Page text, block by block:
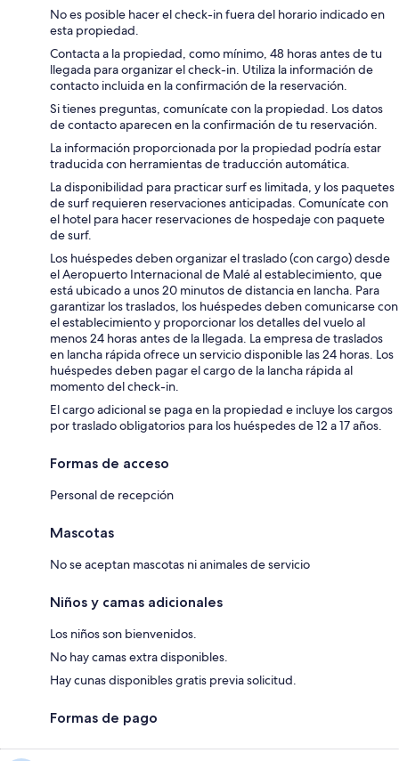
No es posible hacer el check-in fuera del horario indicado en
esta propiedad.
Contacta a la propiedad, como mínimo, 48 horas antes de tu
llegada para organizar el check-in. Utiliza la información de
contacto incluida en la confirmación de la reservación.
Si tienes preguntas, comunícate con la propiedad. Los datos
de contacto aparecen en la confirmación de tu reservación.
La información proporcionada por la propiedad podría estar
traducida con herramientas de traducción automática.
La disponibilidad para practicar surf es limitada, y los paquetes
de surf requieren reservaciones anticipadas. Comunícate con
el hotel para hacer reservaciones de hospedaje con paquete
de surf.
Los huéspedes deben organizar el traslado (con cargo) desde
el Aeropuerto Internacional de Malé al establecimiento, que
está ubicado a unos 20 minutos de distancia en lancha. Para
garantizar los traslados, los huéspedes deben comunicarse con
el establecimiento y proporcionar los detalles del vuelo al
menos 24 horas antes de la llegada. La empresa de traslados
en lancha rápida ofrece un servicio disponible las 24 horas. Los
huéspedes deben pagar el cargo de la lancha rápida al
momento del check-in.
El cargo adicional se paga en la propiedad e incluye los cargos
por traslado obligatorios para los huéspedes de 12 a 17 años.
Formas de acceso
Personal de recepción
Mascotas
No se aceptan mascotas ni animales de servicio
Niños y camas adicionales
Los niños son bienvenidos.
No hay camas extra disponibles.
Hay cunas disponibles gratis previa solicitud.
Formas de pago